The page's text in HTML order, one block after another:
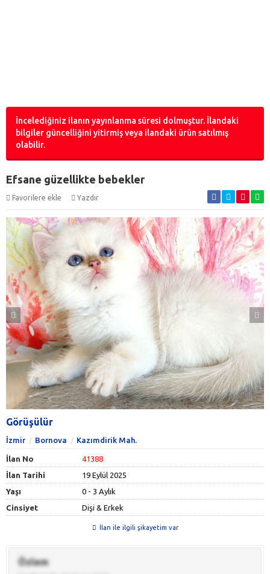
İncelediğiniz ilanın yayınlanma süresi dolmuştur. İlandaki
bilgiler güncelliğini yitirmiş veya ilandaki ürün satılmış
olabilir.
Efsane güzellikte bebekler
Favorilere ekle Yazdır
Görüşülür
İzmir Bornova Kazımdirik Mah.
İlan No
41388
İlan Tarihi
19 Eylül 2025
Yaşı
0 - 3 Aylık
Cinsiyet
Dişi & Erkek
İlan ile ilgili şikayetim var
Özlem